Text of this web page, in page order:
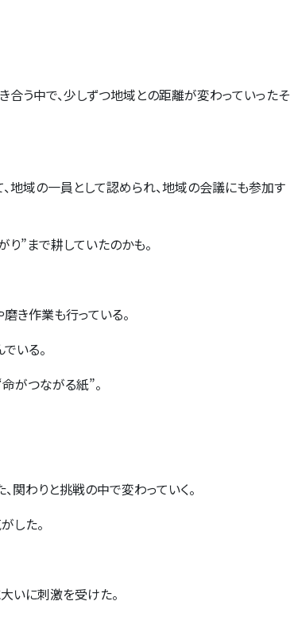
合う中で、少しずつ地域との距離が変わっていったそ
、地域の一員として認められ、地域の会議にも参加す
り”まで耕していたのかも。
き作業も行っている。
いる。
命がつながる紙”。
関わりと挑戦の中で変わっていく。
した。
いに刺激を受けた。